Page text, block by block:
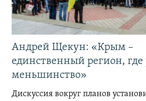
Андрей Щекун: «Крым –
единственный регион,
меньшинство»
Дискуссия вокруг планов